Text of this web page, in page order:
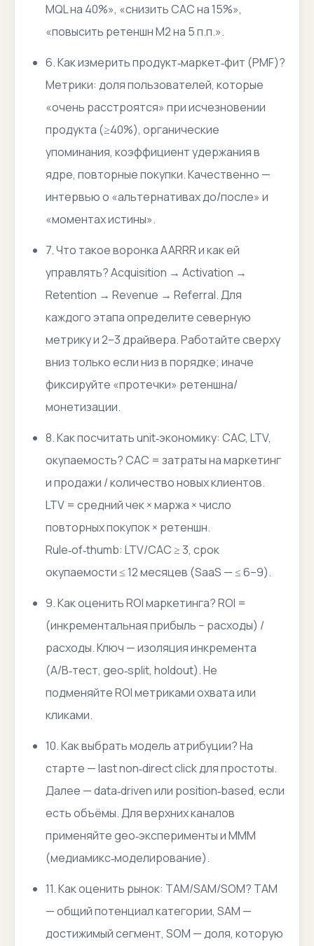
MQL на 40%», «снизить CAC на 15%»,
«повысить ретеншн M2 на 5 п.п.».
6. Как измерить продукт‑маркет‑фит (PMF)?
Метрики: доля пользователей, которые
«очень расстроятся» при исчезновении
продукта (≥40%), органические
упоминания, коэффициент удержания в
ядре, повторные покупки. Качественно —
интервью о «альтернативах до/после» и
«моментах истины».
7. Что такое воронка AARRR и как ей
управлять? Acquisition → Activation →
Retention → Revenue → Referral. Для
каждого этапа определите северную
метрику и 2–3 драйвера. Работайте сверху
вниз только если низ в порядке; иначе
фиксируйте «протечки» ретеншна/
монетизации.
8. Как посчитать unit‑экономику: CAC, LTV,
окупаемость? CAC = затраты на маркетинг
и продажи / количество новых клиентов.
LTV = средний чек × маржа × число
повторных покупок × ретеншн.
Rule‑of‑thumb: LTV/CAC ≥ 3, срок
окупаемости ≤ 12 месяцев (SaaS — ≤ 6–9).
9. Как оценить ROI маркетинга? ROI =
(инкрементальная прибыль − расходы) /
расходы. Ключ — изоляция инкремента
(A/B‑тест, geo‑split, holdout). Не
подменяйте ROI метриками охвата или
кликами.
10. Как выбрать модель атрибуции? На
старте — last non‑direct click для простоты.
Далее — data‑driven или position‑based, если
есть объёмы. Для верхних каналов
применяйте geo‑эксперименты и MMM
(медиамикс‑моделирование).
11. Как оценить рынок: TAM/SAM/SOM? TAM
— общий потенциал категории, SAM —
достижимый сегмент, SOM — доля, которую